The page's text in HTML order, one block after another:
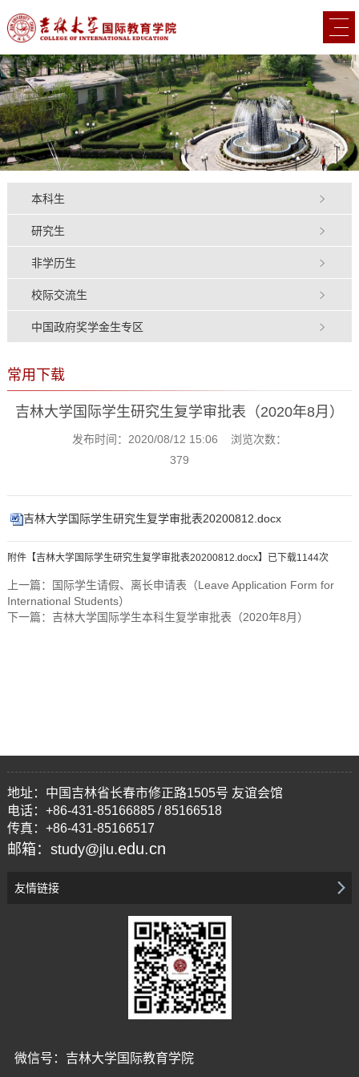
本科生
研究生
非学历生
校际交流生
中国政府奖学金生专区
常用下载
吉林大学国际学生研究生复学审批表（2020年8月）
发布时间：2020/08/12 15:06 浏览次数：
379
吉林大学国际学生研究生复学审批表20200812.docx
附件【吉林大学国际学生研究生复学审批表20200812.docx】已下载1144次
上一篇：
国际学生请假、离长申请表（Leave Application Form for
International Students）
下一篇： 吉林大学国际学生本科生复学审批表（2020年8月）
地址：中国吉林省长春市修正路1505号 友谊会馆
电话：+86-431-85166885 / 85166518
传真：+86-431-85166517
邮箱：study@jlu.edu.cn
友情链接
微信号：吉林大学国际教育学院